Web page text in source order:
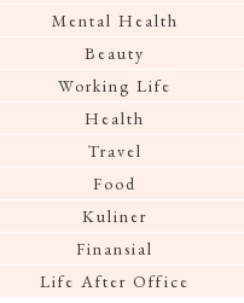
Mental Health
Beauty
Working Life
Health
Travel
Food
Kuliner
Finansial
Life After Office